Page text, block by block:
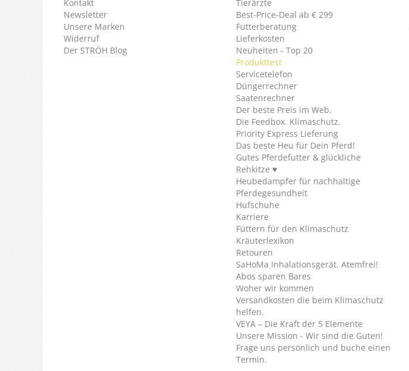
Kontakt
Newsletter
Unsere Marken
Widerruf
Der STRÖH Blog
Tierärzte
Best-Price-Deal ab € 299
Futterberatung
Lieferkosten
Neuheiten - Top 20
Produkttest
Servicetelefon
Düngerrechner
Saatenrechner
Der beste Preis im Web.
Die Feedbox. Klimaschutz.
Priority Express Lieferung
Das beste Heu für Dein Pferd!
Gutes Pferdefutter & glückliche
Rehkitze ♥
Heubedampfer für nachhaltige
Pferdegesundheit
Hufschuhe
Karriere
Füttern für den Klimaschutz
Kräuterlexikon
Retouren
SaHoMa Inhalationsgerät. Atemfrei!
Abos sparen Bares
Woher wir kommen
Versandkosten die beim Klimaschutz
helfen.
VEYA – Die Kraft der 5 Elemente
Unsere Mission - Wir sind die Guten!
Frage uns persönlich und buche einen
Termin.